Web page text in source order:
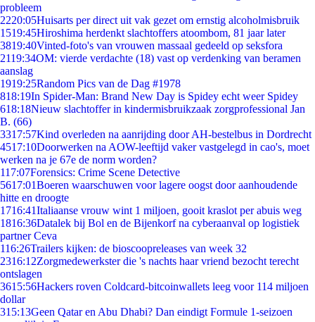
probleem
2220:05Huisarts per direct uit vak gezet om ernstig alcoholmisbruik
1519:45Hiroshima herdenkt slachtoffers atoombom, 81 jaar later
3819:40Vinted-foto's van vrouwen massaal gedeeld op seksfora
2119:34OM: vierde verdachte (18) vast op verdenking van beramen
aanslag
1919:25Random Pics van de Dag #1978
818:19In Spider-Man: Brand New Day is Spidey echt weer Spidey
618:18Nieuw slachtoffer in kindermisbruikzaak zorgprofessional Jan
B. (66)
3317:57Kind overleden na aanrijding door AH-bestelbus in Dordrecht
4517:10Doorwerken na AOW-leeftijd vaker vastgelegd in cao's, moet
werken na je 67e de norm worden?
117:07Forensics: Crime Scene Detective
5617:01Boeren waarschuwen voor lagere oogst door aanhoudende
hitte en droogte
1716:41Italiaanse vrouw wint 1 miljoen, gooit kraslot per abuis weg
1816:36Datalek bij Bol en de Bijenkorf na cyberaanval op logistiek
partner Ceva
116:26Trailers kijken: de bioscoopreleases van week 32
2316:12Zorgmedewerkster die 's nachts haar vriend bezocht terecht
ontslagen
3615:56Hackers roven Coldcard-bitcoinwallets leeg voor 114 miljoen
dollar
315:13Geen Qatar en Abu Dhabi? Dan eindigt Formule 1-seizoen